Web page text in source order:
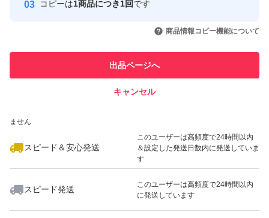
引を完了させた実績があります
での取引実績があります
ません
スピード＆安心発送
このユーザーは高頻度で24時間以内
＆設定した発送日数内に発送していま
す
スピード発送
このユーザーは高頻度で24時間以内
に発送しています
コピーは1商品につき1回です
商品情報コピー機能について
出品ページへ
キャンセル
いいね！
1,800